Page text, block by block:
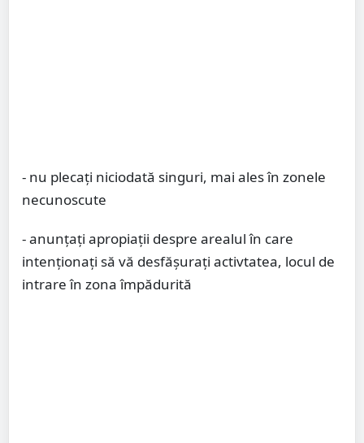
- nu plecați niciodată singuri, mai ales în zonele
necunoscute
- anunțați apropiații despre arealul în care
intenționați să vă desfășurați activtatea, locul de
intrare în zona împădurită